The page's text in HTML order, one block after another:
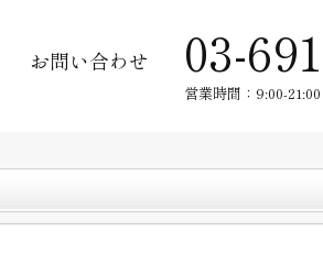
お問い合わせ 03-
営業時間：9:00-